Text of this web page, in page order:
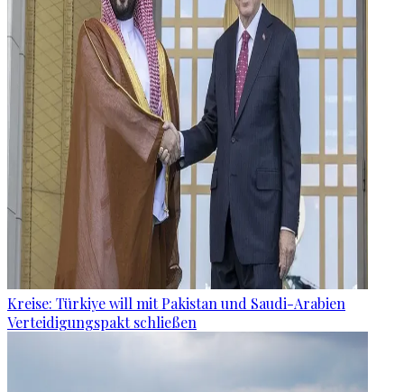
Kreise: Türkiye will mit Pakistan und Saudi-Arabien
Verteidigungspakt schließen